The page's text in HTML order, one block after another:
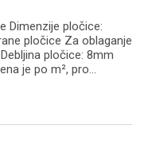
Dimenzije pločice:
pločice Za oblaganje
pločice: 8mm
je po m², pro...